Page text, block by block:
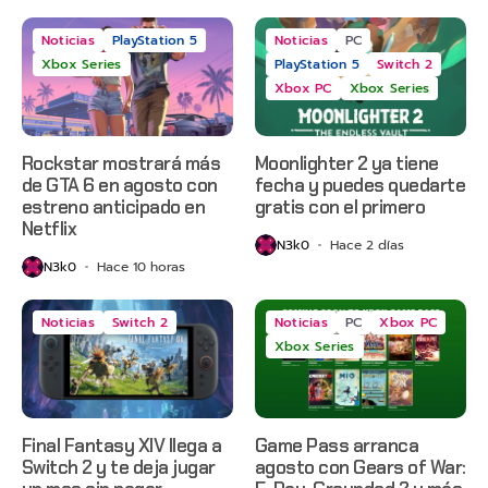
Noticias
PlayStation 5
Xbox Series
Rockstar mostrará más
de GTA 6 en agosto con
estreno anticipado en
Netflix
N3k0 Hace 10 horas
Noticias
PC
PlayStation 5
Switch 2
Xbox PC
Xbox Series
Moonlighter 2 ya tiene
fecha y puedes quedarte
gratis con el primero
N3k0 Hace 2 días
Noticias Switch 2
Final Fantasy XIV llega a
Switch 2 y te deja jugar
Noticias PC
Xbox PC
Xbox Series
Game Pass arranca
agosto con Gears of War: